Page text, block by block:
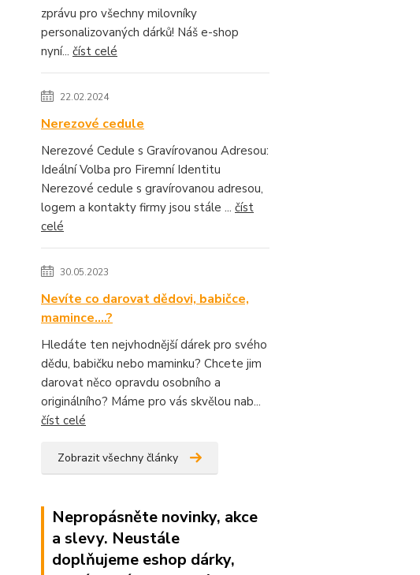
zprávu pro všechny milovníky
personalizovaných dárků! Náš e-shop
nyní... číst celé
22.02.2024
Nerezové cedule
Nerezové Cedule s Gravírovanou Adresou:
Ideální Volba pro Firemní Identitu
Nerezové cedule s gravírovanou adresou,
logem a kontakty firmy jsou stále ... číst
celé
30.05.2023
Nevíte co darovat dědovi, babičce,
mamince....?
Hledáte ten nejvhodnější dárek pro svého
dědu, babičku nebo maminku? Chcete jim
darovat něco opravdu osobního a
originálního? Máme pro vás skvělou nab...
číst celé
Zobrazit všechny články
Nepropásněte novinky, akce
a slevy. Neustále
doplňujeme eshop dárky,